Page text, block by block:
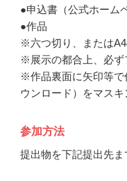
●申込書（公式ホーム
●作品
※六つ切り、または
※展示の都合上、必ず
※作品裏面に矢印等で
ウンロード）をマス
参加方法
提出物を下記提出先